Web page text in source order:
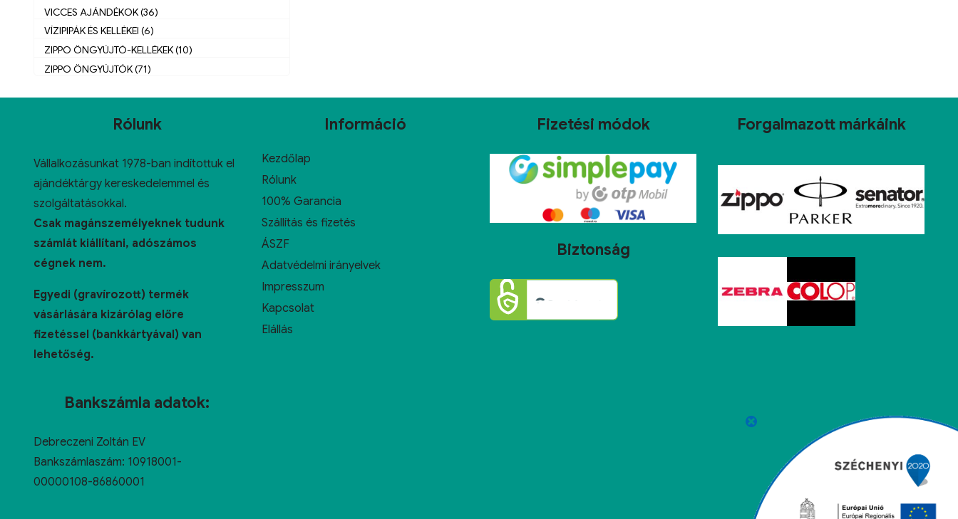
VICCES AJÁNDÉKOK (36)
VÍZIPIPÁK ÉS KELLÉKEI (6)
ZIPPO ÖNGYÚJTÓ-KELLÉKEK (10)
ZIPPO ÖNGYÚJTÓK (71)
Rólunk
Vállalkozásunkat 1978-ban indítottuk el
ajándéktárgy kereskedelemmel és
szolgáltatásokkal.
Csak magánszemélyeknek tudunk
számlát kiállítani, adószámos
cégnek nem.
Egyedi (gravírozott) termék
vásárlására kizárólag előre
fizetéssel (bankkártyával) van
lehetőség.
Bankszámla adatok:
Debreczeni Zoltán EV
Bankszámlaszám: 10918001-
00000108-86860001
Információ
Kezdőlap
Rólunk
100% Garancia
Szállítás és fizetés
ÁSZF
Adatvédelmi irányelvek
Impresszum
Kapcsolat
Elállás
Fizetési módok
Biztonság
Forgalmazott márkáink